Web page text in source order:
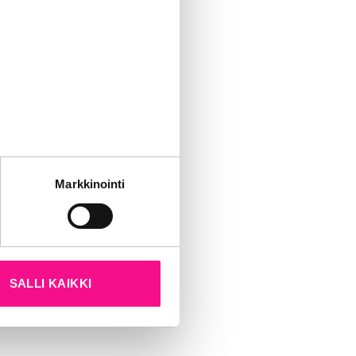
sivustoamme.
Markkinointi
SALLI KAIKKI
eläkkeelle
2003-
oli yksi
Suomeen
eteenpäin